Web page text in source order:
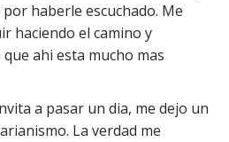
haberle escuchado. Me
haciendo el camino y
ahi esta mucho mas
a pasar un dia, me dejo un
La verdad me